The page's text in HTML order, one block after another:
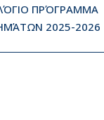
ΠΡΌΓΡΑΜΜΑ
2025-2026